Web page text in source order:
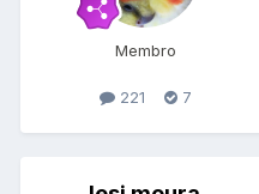
Membro
221 7